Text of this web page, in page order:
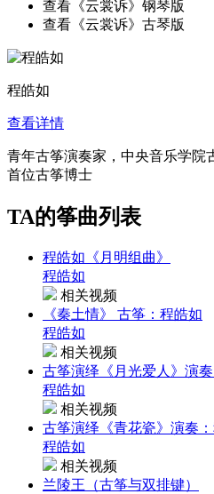
查看《云裳诉》钢琴版
查看《云裳诉》古琴版
程皓如
查看详情
青年古筝演奏家，中央音乐学院
首位古筝博士
TA的筝曲列表
程皓如《月明组曲》
程皓如
相关视频
《秦土情》 古筝：程皓如
程皓如
相关视频
古筝演绎《月光爱人》演
程皓如
相关视频
古筝演绎《青花瓷》演奏
程皓如
相关视频
兰陵王（古筝与双排键）